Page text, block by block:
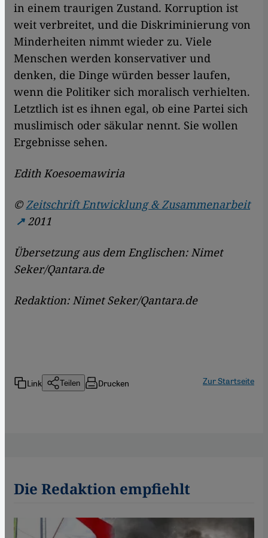
in einem traurigen Zustand. Korruption ist
weit verbreitet, und die Diskriminierung von
Minderheiten nimmt wieder zu. Viele
Menschen werden konservativer und
denken, die Dinge würden besser laufen,
wenn die Politiker sich moralisch verhielten.
Letztlich ist es ihnen egal, ob eine Partei sich
muslimisch oder säkular nennt. Sie wollen
Ergebnisse sehen.
Edith Koesoemawiria
©Zeitschrift Entwicklung & Zusammenarbeit
2011
Übersetzung aus dem Englischen: Nimet
Seker/Qantara.de
Redaktion: Nimet Seker/Qantara.de
Link Teilen Drucken Zur Startseite
Die Redaktion empfiehlt